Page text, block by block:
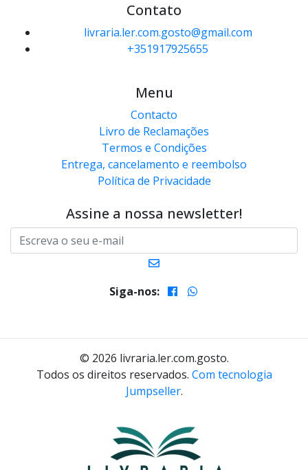
Contato
livraria.ler.com.gosto@gmail.com
+351917925655
Menu
Contacto
Livro de Reclamações
Termos e Condições
Entrega, cancelamento e reembolso
Política de Privacidade
Assine a nossa newsletter!
Siga-nos:
© 2026 livraria.ler.com.gosto.
Todos os direitos reservados. Com tecnologia
Jumpseller.